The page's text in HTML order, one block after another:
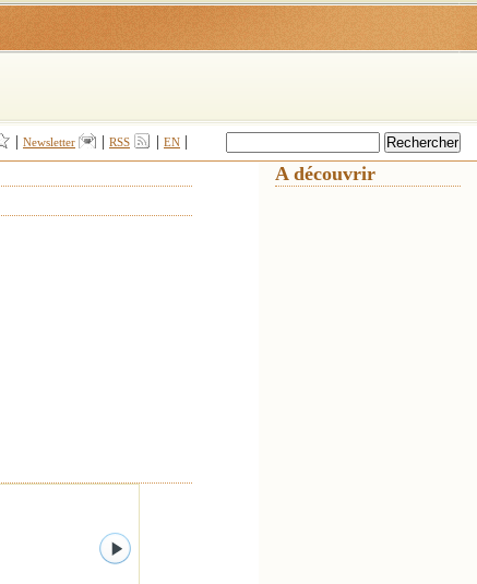
Newsletter RSS EN
A découvrir